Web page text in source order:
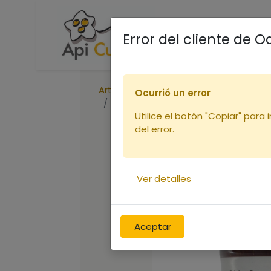
Accueil Boutique
Articles
Error del cliente de
Aceptar
Ocurrió un error
Utilice el botón "Copiar" para
del error.
Ver detalles